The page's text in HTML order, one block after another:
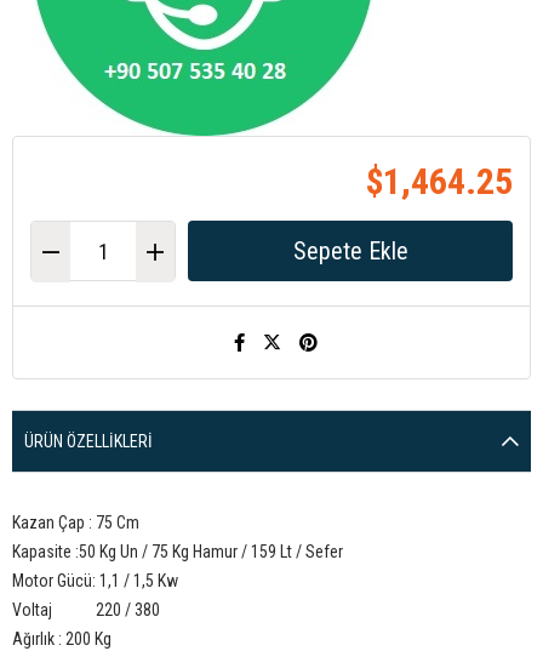
$1,464.25
ÜRÜN ÖZELLIKLERI
Kazan Çap : 75 Cm
Kapasite :50 Kg Un / 75 Kg Hamur / 159 Lt / Sefer
Motor Gücü: 1,1 / 1,5 Kw
Voltaj 220 / 380
Ağırlık : 200 Kg